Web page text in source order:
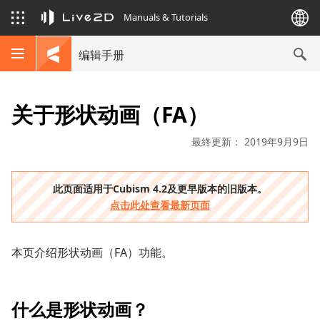
Manuals & Tutorials
编辑手册
关于形状动画（FA）
最終更新： 2019年9月9日
此页面适用于Cubism 4.2及更早版本的旧版本。
点击此处查看最新页面
本页介绍形状动画（FA）功能。
什么是形状动画？